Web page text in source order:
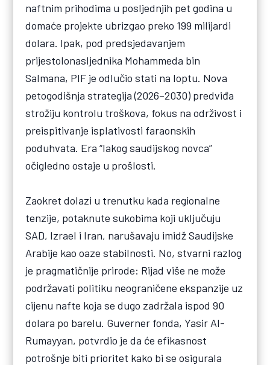
naftnim prihodima u posljednjih pet godina u
domaće projekte ubrizgao preko 199 milijardi
dolara. Ipak, pod predsjedavanjem
prijestolonasljednika Mohammeda bin
Salmana, PIF je odlučio stati na loptu. Nova
petogodišnja strategija (2026–2030) predviđa
strožiju kontrolu troškova, fokus na održivost i
preispitivanje isplativosti faraonskih
poduhvata. Era “lakog saudijskog novca”
očigledno ostaje u prošlosti.
Zaokret dolazi u trenutku kada regionalne
tenzije, potaknute sukobima koji uključuju
SAD, Izrael i Iran, narušavaju imidž Saudijske
Arabije kao oaze stabilnosti. No, stvarni razlog
je pragmatičnije prirode: Rijad više ne može
podržavati politiku neograničene ekspanzije uz
cijenu nafte koja se dugo zadržala ispod 90
dolara po barelu. Guverner fonda, Yasir Al-
Rumayyan, potvrdio je da će efikasnost
potrošnje biti prioritet kako bi se osigurala